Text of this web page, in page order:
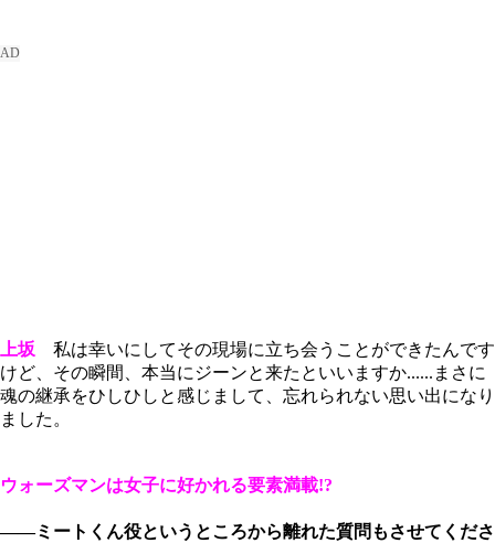
上坂 私は幸いにしてその現場に立ち会うことができたんです
けど、その瞬間、本当にジーンと来たといいますか......まさに
魂の継承をひしひしと感じまして、忘れられない思い出になり
ました。
ウォーズマンは女子に好かれる要素満載!?
――ミートくん役というところから離れた質問もさせてくださ